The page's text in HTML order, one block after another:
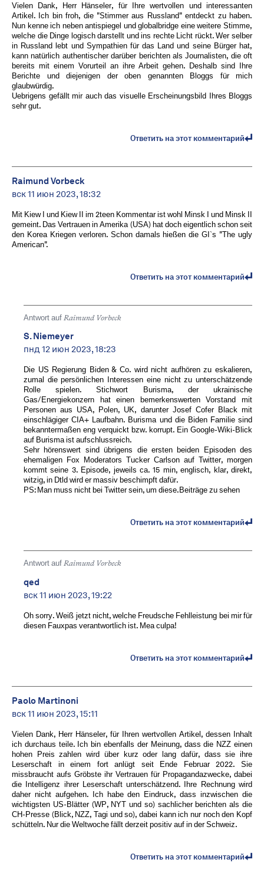
Vielen Dank, Herr Hänseler, für Ihre wertvollen und interessanten
Artikel. Ich bin froh, die "Stimmer aus Russland" entdeckt zu haben.
Nun kenne ich neben antispiegel und globalbridge eine weitere Stimme,
welche die Dinge logisch darstellt und ins rechte Licht rückt. Wer selber
in Russland lebt und Sympathien für das Land und seine Bürger hat,
kann natürlich authentischer darüber berichten als Journalisten, die oft
bereits mit einem Vorurteil an ihre Arbeit gehen. Deshalb sind Ihre
Berichte und diejenigen der oben genannten Bloggs für mich
glaubwürdig.
Uebrigens gefällt mir auch das visuelle Erscheinungsbild Ihres Bloggs
sehr gut.
Ответить на этот комментарий
Raimund Vorbeck
вск 11 июн 2023, 18:32
Mit Kiew I und Kiew II im 2teen Kommentar ist wohl Minsk I und Minsk II
gemeint. Das Vertrauen in Amerika (USA) hat doch eigentlich schon seit
den Korea Kriegen verloren. Schon damals hießen die GI`s "The ugly
American".
Ответить на этот комментарий
Antwort auf Raimund Vorbeck
S. Niemeyer
пнд 12 июн 2023, 18:23
Die US Regierung Biden & Co. wird nicht aufhören zu eskalieren,
zumal die persönlichen Interessen eine nicht zu unterschätzende
Rolle spielen. Stichwort Burisma, der ukrainische
Gas/Energiekonzern hat einen bemerkenswerten Vorstand mit
Personen aus USA, Polen, UK, darunter Josef Cofer Black mit
einschlägiger CIA+ Laufbahn. Burisma und die Biden Familie sind
bekanntermaßen eng verquickt bzw. korrupt. Ein Google-Wiki-Blick
auf Burisma ist aufschlussreich.
Sehr hörenswert sind übrigens die ersten beiden Episoden des
ehemaligen Fox Moderators Tucker Carlson auf Twitter, morgen
kommt seine 3. Episode, jeweils ca. 15 min, englisch, klar, direkt,
witzig, in Dtld wird er massiv beschimpft dafür.
PS: Man muss nicht bei Twitter sein, um diese.Beiträge zu sehen
Ответить на этот комментарий
Antwort auf Raimund Vorbeck
qed
вск 11 июн 2023, 19:22
Oh sorry. Weiß jetzt nicht, welche Freudsche Fehlleistung bei mir für
diesen Fauxpas verantwortlich ist. Mea culpa!
Ответить на этот комментарий
Paolo Martinoni
вск 11 июн 2023, 15:11
Vielen Dank, Herr Hänseler, für Ihren wertvollen Artikel, dessen Inhalt
ich durchaus teile. Ich bin ebenfalls der Meinung, dass die NZZ einen
hohen Preis zahlen wird über kurz oder lang dafür, dass sie ihre
Leserschaft in einem fort anlügt seit Ende Februar 2022. Sie
missbraucht aufs Gröbste ihr Vertrauen für Propagandazwecke, dabei
die Intelligenz ihrer Leserschaft unterschätzend. Ihre Rechnung wird
daher nicht aufgehen. Ich habe den Eindruck, dass inzwischen die
wichtigsten US-Blätter (WP, NYT und so) sachlicher berichten als die
CH-Presse (Blick, NZZ, Tagi und so), dabei kann ich nur noch den Kopf
schütteln. Nur die Weltwoche fällt derzeit positiv auf in der Schweiz.
Ответить на этот комментарий